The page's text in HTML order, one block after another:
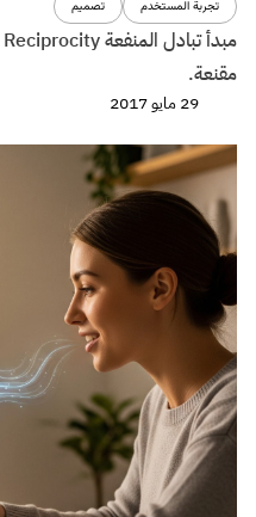
تجربة المستخدم تصميم
مقنعة.
29 مايو 2017